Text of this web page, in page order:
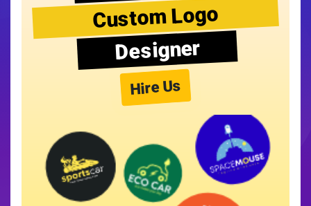
Custom Logo
Designer
Hire Us